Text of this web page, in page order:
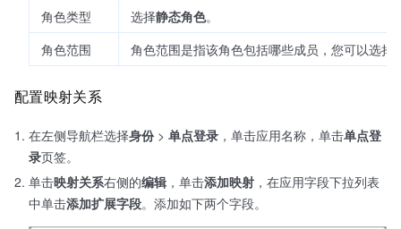
角色类型
选择静态角色。
角色范围
角色范围是指该角色包括哪些成员，您可以选择
配置映射关系
在左侧导航栏选择身份> 单点登录 ，单击应用名称，单击单点登
录页签。
单击映射关系右侧的编辑 ，单击添加映射 ，在应用字段下拉列表
中单击添加扩展字段。添加如下两个字段。